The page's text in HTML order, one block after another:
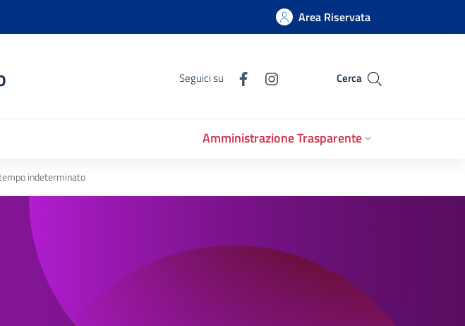
Area Riservata
Seguici su Cerca
Amministrazione Trasparente
indeterminato